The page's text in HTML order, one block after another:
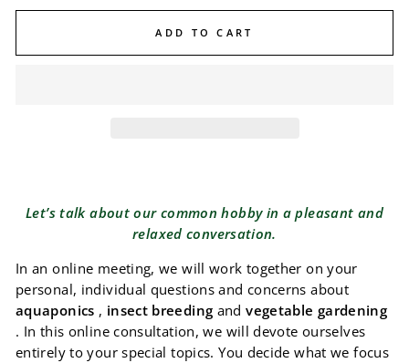
ADD TO CART
Let’s talk about our common hobby in a pleasant and
relaxed conversation.
In an online meeting, we will work together on your
personal, individual questions and concerns about
aquaponics , insect breeding andvegetable gardening
. In this online consultation, we will devote ourselves
entirely to your special topics. You decide what we focus